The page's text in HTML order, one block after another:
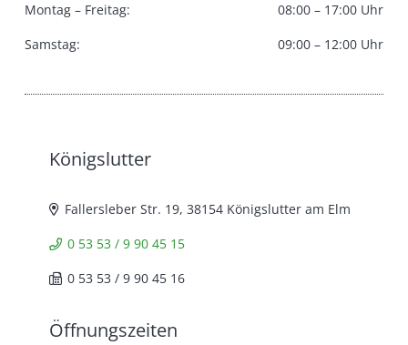
Montag – Freitag:
08:00 – 17:00 Uhr
Samstag:
09:00 – 12:00 Uhr
Königslutter
Fallersleber Str. 19, 38154 Königslutter am Elm
0 53 53 / 9 90 45 15
0 53 53 / 9 90 45 16
Öffnungszeiten